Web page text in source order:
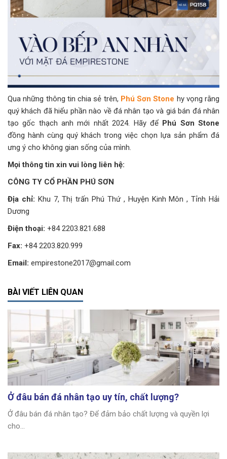
Qua những thông tin chia sẻ trên, Phú Sơn Stone hy vọng rằng
quý khách đã hiểu phần nào về đá nhân tạo và giá bán đá nhân
tạo gốc thạch anh mới nhất 2024. Hãy đểPhú Sơn Stone
đồng hành cùng quý khách trong việc chọn lựa sản phẩm đá
ưng ý cho không gian sống của mình.
Mọi thông tin xin vui lòng liên hệ:
CÔNG TY CỔ PHẦN PHÚ SƠN
Địa chỉ: Khu 7, Thị trấn Phú Thứ , Huyện Kinh Môn , Tỉnh Hải
Dương
Điện thoại: +84 2203.821.688
Fax: +84 2203.820.999
Email: empirestone2017@gmail.com
BÀI VIẾT LIÊN QUAN
Ở đâu bán đá nhân tạo uy tín, chất lượng?
Ở đâu bán đá nhân tạo? Để đảm bảo chất lượng và quyền lợi
cho...